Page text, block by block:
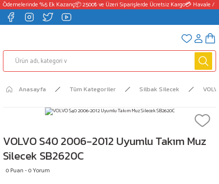
%5 Ek Kazanç📦 2500₺ ve Üzeri Siparişlerde Ücretsiz Kargo💳 Havale /
Anasayfa Tüm Kategoriler Silbak Silecek
VOLVO S40 2006-2012 Uyumlu Takım Muz
Silecek SB2620C
0 Puan - 0 Yorum